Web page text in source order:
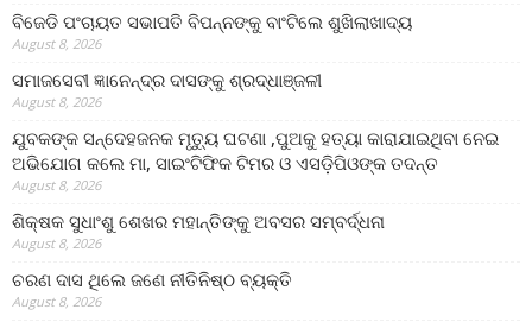
ବିଜେଡି ପଂଚାୟତ ସଭାପତି ବିପନ୍ନଙ୍କୁ ବାଂଟିଲେ ଶୁଖିଲାଖାଦ୍ୟ
August 8, 2026
ସମାଜସେବୀ ଜ୍ଞାନେନ୍ଦ୍ର ଦାସଙ୍କୁ ଶ୍ରଦ୍ଧାଞ୍ଜଳୀ
August 8, 2026
ଯୁବକଙ୍କ ସନ୍ଦେହଜନକ ମୃତ୍ୟୁ ଘଟଣା ,ପୁଅକୁ ହତ୍ୟା କାରାଯାଇଥିବା ନେଇ
ଅଭିଯୋଗ କଲେ ମା, ସାଇଂଟିଫିକ ଟିମର ଓ ଏସଡ଼ିପିଓଙ୍କ ତଦନ୍ତ
August 8, 2026
ଶିକ୍ଷକ ସୁଧାଂଶୁ ଶେଖର ମହାନ୍ତିଙ୍କୁ ଅବସର ସମ୍ବର୍ଦ୍ଧନା
August 8, 2026
ଚରଣ ଦାସ ଥିଲେ ଜଣେ ନୀତିନିଷ୍ଠ ବ୍ୟକ୍ତି
August 8, 2026